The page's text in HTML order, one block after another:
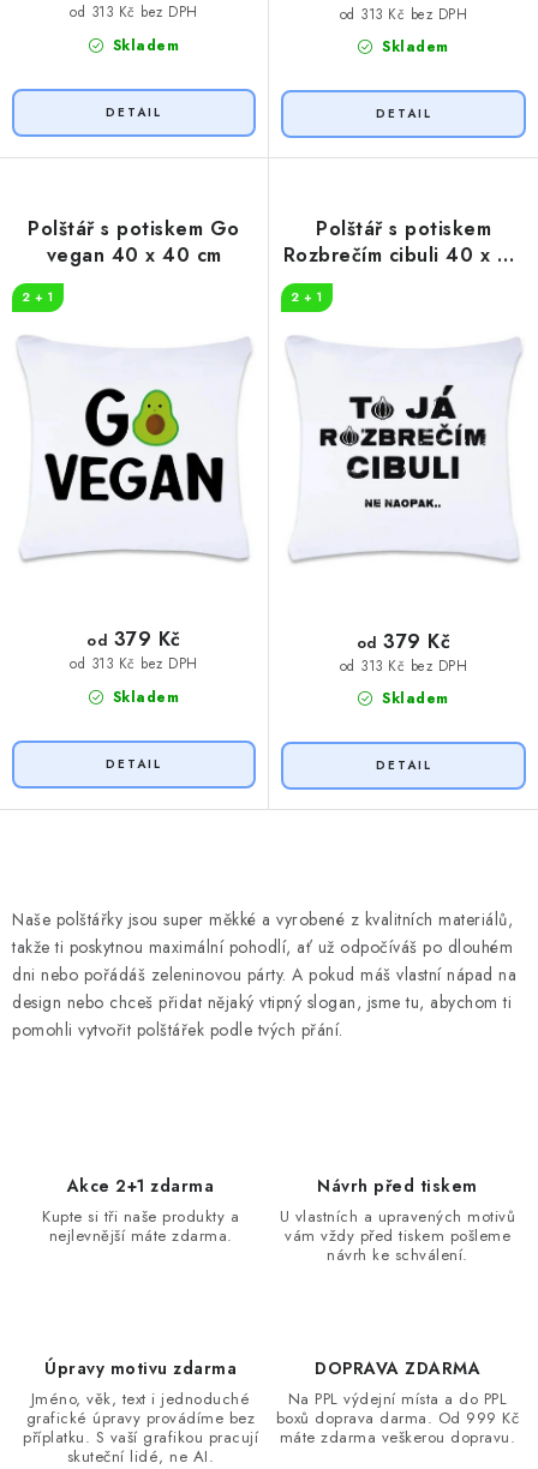
Skladem
od 313 Kč bez DPH
Skladem
od 313 Kč bez DPH
Polštář s potiskem Go
vegan 40 x 40 cm
2 + 1
Skladem
od 313 Kč bez DPH
od 379 Kč
Polštář s potiskem
Rozbrečím cibuli 40 x 40
2 + 1
Skladem
od 313 Kč bez DPH
od 379 Kč
v
l
á
d
a
u
Naše polštářky jsou super měkké a vyrobené z kvalitních materiálů,
takže ti poskytnou maximální pohodlí, ať už odpočíváš po dlouhém
dni nebo pořádáš zeleninovou párty. A pokud máš vlastní nápad na
design nebo chceš přidat nějaký vtipný slogan, jsme tu, abychom ti
pomohli vytvořit polštářek podle tvých přání.
Akce 2+1 zdarma
Kupte si tři naše produkty a
nejlevnější máte zdarma.
Návrh před tiskem
U vlastních a upravených motivů
vám vždy před tiskem pošleme
návrh ke schválení.
Úpravy motivu zdarma
Jméno, věk, text i jednoduché
grafické úpravy provádíme bez
příplatku. S vaší grafikou pracují
skuteční lidé, ne AI.
DOPRAVA ZDARMA
Na PPL výdejní místa a do PPL
boxů doprava darma. Od 999 Kč
máte zdarma veškerou dopravu.